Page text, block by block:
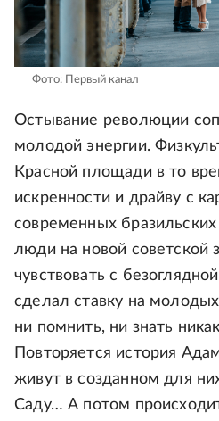
Фото: Первый канал
Остывание революции
молодой энергии.
Красной площади в то
искренности и драйву с
современных
люди на новой советской
чувствовать с
сделал ставку на
ни помнить, ни знать
Повторяется история
живут в созданном для
Саду… А потом